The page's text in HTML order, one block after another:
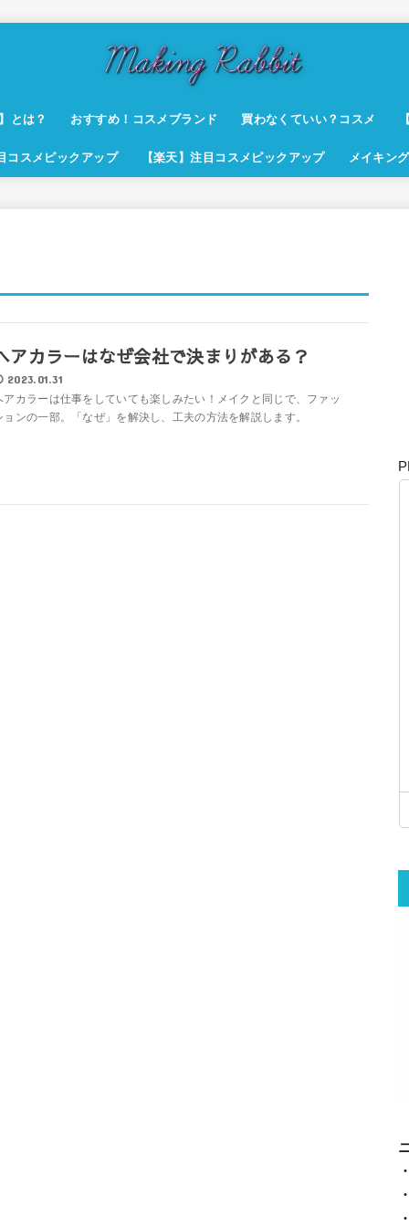
とは？ おすすめ！コスメブランド 買わなくていい？コスメ
コスメピックアップ 【楽天】注目コスメピックアップ メイキン
アカラーはなぜ会社で決まりがある？
2023.01.31
アカラーは仕事をしていても楽しみたい！メイクと同じで、ファッ
ョンの一部。「なぜ」を解決し、工夫の方法を解説します。